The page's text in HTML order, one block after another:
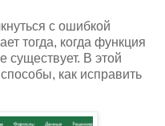
с ошибкой
тогда, когда функция
существует. В этой
как исправить